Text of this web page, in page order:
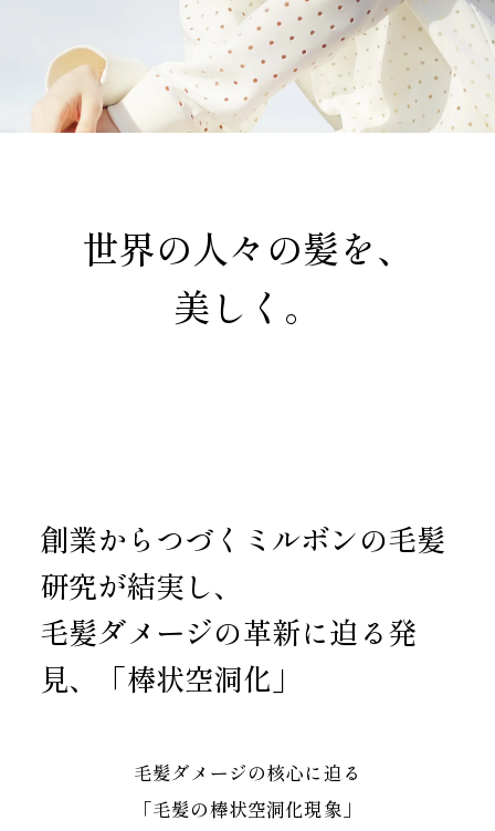
世界の人々の髪を、
美しく。
創業からつづくミルボンの毛髪
研究が結実し、
毛髪ダメージの革新に迫る発
見、「棒状空洞化」
毛髪ダメージの核心に迫る
「毛髪の棒状空洞化現象」